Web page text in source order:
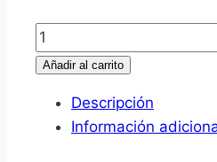
Buzo
Taylor
The
eras
Añadir al carrito
Descripción
Información